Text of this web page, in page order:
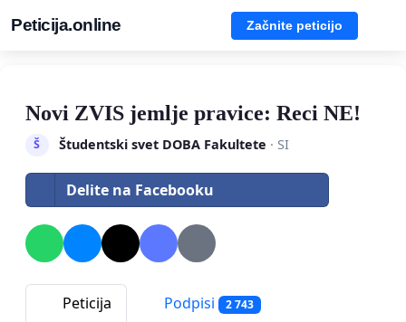
Peticija.online Začnite peticijo
Novi ZVIS jemlje pravice: Reci NE!
Š Študentski svet DOBA Fakultete · SI
Delite na Facebooku
Peticija Podpisi 2 743